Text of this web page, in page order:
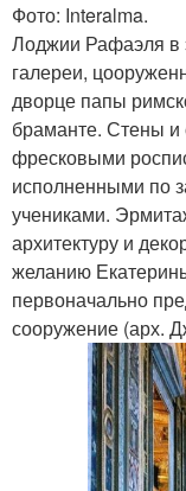
Фото: Interalma.
Лоджии Рафаэля в
галереи,
дворце папы
браманте. Стены
фресковыми
исполненными по
учениками.
архитектуру и
желанию
первоначально
сооружение (арх.